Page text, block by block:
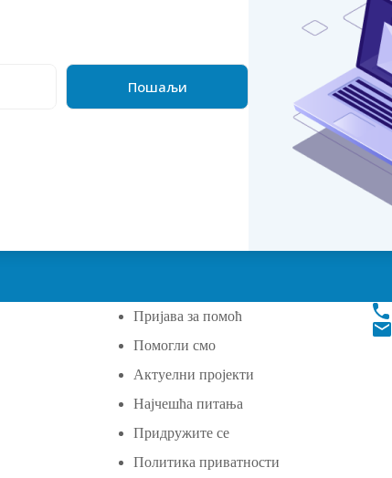
Пријава за помоћ
Помогли смо
Актуелни пројекти
Најчешћа питања
Придружите се
Политика приватности